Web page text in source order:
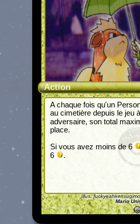
Action
A chaque fois qu'un
au cimetière depuis le jeu
adversaire, son total
place.
Si vous avez moins de 6
6
.
Illus.
Mario